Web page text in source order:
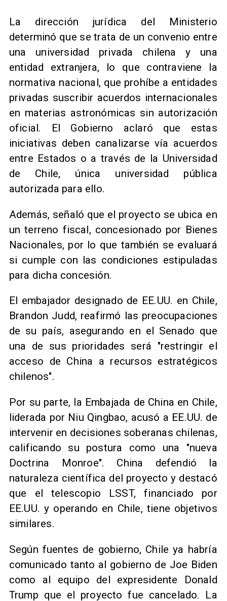
La dirección jurídica del Ministerio
determinó que se trata de un convenio entre
una universidad privada chilena y una
entidad extranjera, lo que contraviene la
normativa nacional, que prohíbe a entidades
privadas suscribir acuerdos internacionales
en materias astronómicas sin autorización
oficial. El Gobierno aclaró que estas
iniciativas deben canalizarse vía acuerdos
entre Estados o a través de la Universidad
de Chile, única universidad pública
autorizada para ello.
Además, señaló que el proyecto se ubica en
un terreno fiscal, concesionado por Bienes
Nacionales, por lo que también se evaluará
si cumple con las condiciones estipuladas
para dicha concesión.
El embajador designado de EE.UU. en Chile,
Brandon Judd, reafirmó las preocupaciones
de su país, asegurando en el Senado que
una de sus prioridades será "restringir el
acceso de China a recursos estratégicos
chilenos".
Por su parte, la Embajada de China en Chile,
liderada por Niu Qingbao, acusó a EE.UU. de
intervenir en decisiones soberanas chilenas,
calificando su postura como una "nueva
Doctrina Monroe". China defendió la
naturaleza científica del proyecto y destacó
que el telescopio LSST, financiado por
EE.UU. y operando en Chile, tiene objetivos
similares.
Según fuentes de gobierno, Chile ya habría
comunicado tanto al gobierno de Joe Biden
como al equipo del expresidente Donald
Trump que el proyecto fue cancelado. La